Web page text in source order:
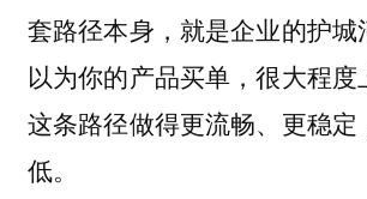
套路径本身，就是企业的护城
以为你的产品买单，很大程
这条路径做得更流畅、更稳定
低。